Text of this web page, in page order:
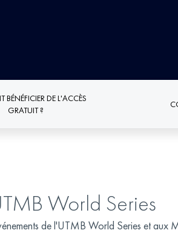
DE L'ACCÈS
GRATUIT ?
World Series
de l'UTMB World Series et